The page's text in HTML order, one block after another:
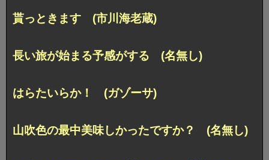
貰っときます (市川海老蔵)
長い旅が始まる予感がする (名無し)
はらたいらか！ (ガゾーサ)
山吹色の最中美味しかったですか？ (名無し)